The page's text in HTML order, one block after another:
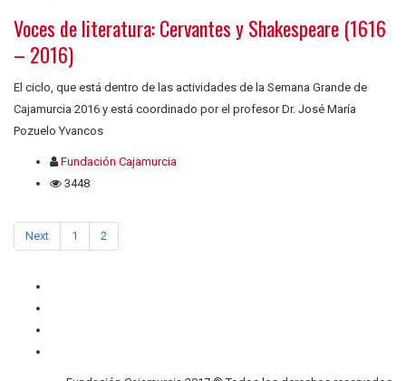
Voces de literatura: Cervantes y Shakespeare (1616
– 2016)
El ciclo, que está dentro de las actividades de la Semana Grande de
Cajamurcia 2016 y está coordinado por el profesor Dr. José María
Pozuelo Yvancos
Fundación Cajamurcia
3448
Next 1 2